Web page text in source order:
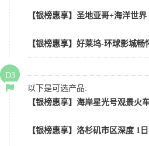
【银榜惠享】圣地亚哥+海洋世
【银榜惠享】好莱坞-环球影城
D3
以下是可选产品:
【银榜惠享】海岸星光号观景火
【银榜惠享】洛杉矶市区深度 1